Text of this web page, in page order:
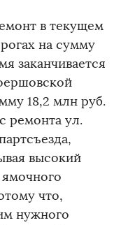
в текущем
на сумму
заканчивается
18,2 млн руб.
ремонта ул.
высокий
что,
нужного